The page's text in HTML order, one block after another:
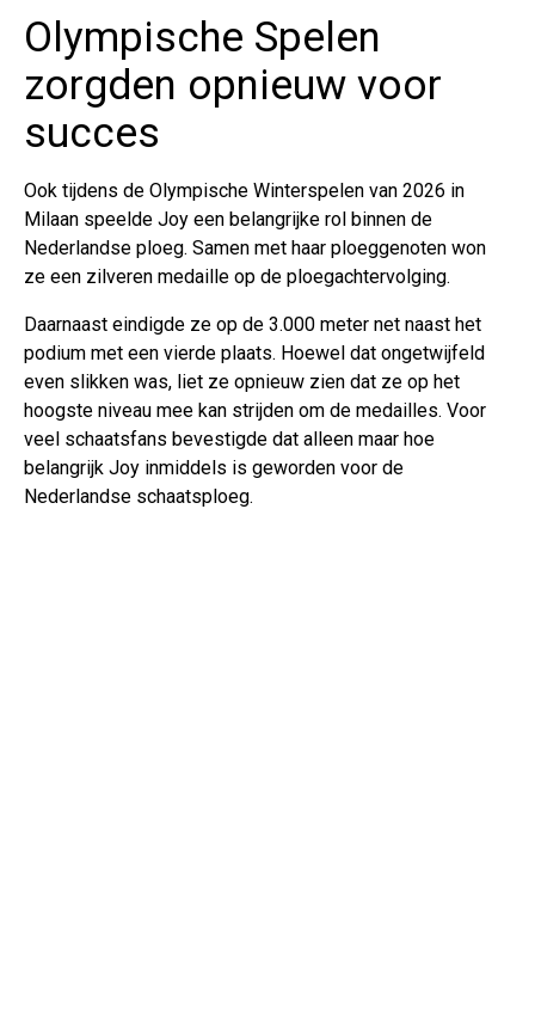
Olympische Spelen
zorgden opnieuw voor
succes
Ook tijdens de Olympische Winterspelen van 2026 in
Milaan speelde Joy een belangrijke rol binnen de
Nederlandse ploeg. Samen met haar ploeggenoten won
ze een zilveren medaille op de ploegachtervolging.
Daarnaast eindigde ze op de 3.000 meter net naast het
podium met een vierde plaats. Hoewel dat ongetwijfeld
even slikken was, liet ze opnieuw zien dat ze op het
hoogste niveau mee kan strijden om de medailles. Voor
veel schaatsfans bevestigde dat alleen maar hoe
belangrijk Joy inmiddels is geworden voor de
Nederlandse schaatsploeg.